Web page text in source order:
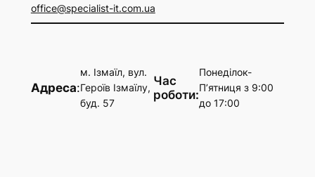
office@specialist-it.com.ua
Адреса:
м. Ізмаїл, вул.
Героїв Ізмаїлу,
буд. 57
Час
роботи:
Понеділок-
П’ятниця з 9:00
до 17:00